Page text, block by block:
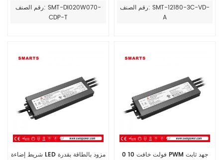
54 فولت تيار مستمر 0 10 فولت
لمصابيح LED
رقم الصنف: SMT-DI020W070-
CDP-T
180 واط
رقم الصنف: SMT-12180-3C-VD-
A
شريط إضاءة LED مزود بالطاقة بقدرة
0 10 فولت خافت PWM جهد ثابت